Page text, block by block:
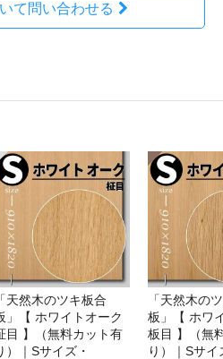
て問い合わせる
「天然木のツキ板合
」【 ホワイトオーク
目 】（無料カット有
）｜Sサイズ・
「天然木の
板」【 ホワ
板目 】（無
り）｜Sサイ